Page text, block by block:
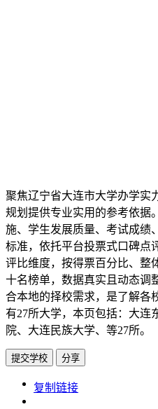
聚焦辽宁省大连市大学办学实
规划提供专业实用的参考依据
施、学生发展质量、考试成绩
标准，依托平台投票式口碑点
评比维度，按得票百分比、整
十名榜单，数据真实且动态调
合本地的择校需求，是了解各
有27所大学，本页包括：大连
院、大连民族大学、等27所。
提交学校 分享
https://www.edupk.cn/ct/
复制链接